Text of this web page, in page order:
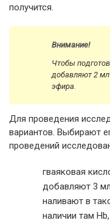
получится.
Внимание!
Чтобы
добавляют 2 мл
эфира.
Для проведения
вариантов. Выбирают
проведений
гваяковая
добавляют 3
наливают в
наличии там